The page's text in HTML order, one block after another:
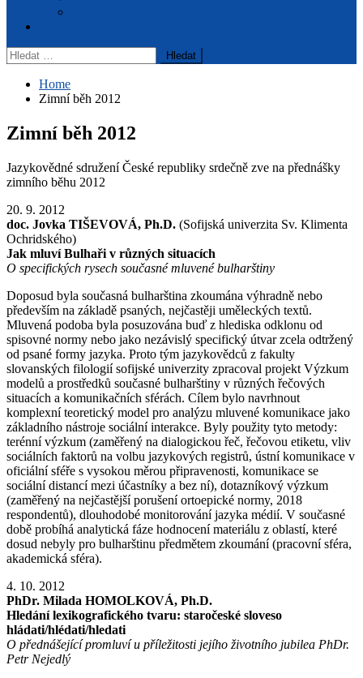
Vyhledávání
Home
Zimní běh 2012
Zimní běh 2012
Jazykovědné sdružení České republiky srdečně zve na přednášky
zimního běhu 2012
20. 9. 2012
doc. Jovka TIŠEVOVÁ, Ph.D. (Sofijská univerzita Sv. Klimenta
Ochridského)
Jak mluví Bulhaři v různých situacích
O specifických rysech současné mluvené bulharštiny
Doposud byla současná bulharština zkoumána výhradně nebo
především na základě psaných, nejčastěji uměleckých textů.
Mluvená podoba byla posuzována buď z hlediska odklonu od
spisovné normy nebo jako nezávislý specifický útvar zcela odtržený
od psané formy jazyka. Proto tým jazykovědců z fakulty
slovanských filologií sofijské univerzity zpracoval projekt Výzkum
modelů a prostředků současné bulharštiny v různých řečových
situacích a komunikačních sférách. Cílem bylo navrhnout
komplexní teoretický model pro analýzu mluvené komunikace jako
základního nástroje sociální interakce. Byly použity tyto metody:
terénní výzkum (zaměřený na dialogickou řeč, řečovou etiketu, vliv
sociálních faktorů na volbu jazykových registrů, ústní komunikace v
oficiální sféře s vysokou měrou připravenosti, komunikace se
sociální distancí mezi účastníky a bez ní), dotazníkový výzkum
(zaměřený na nejčastější porušení ortoepické normy, 2018
respondentů), dlouhodobé monitorování jazyka médií. V současné
době probíhá analytická fáze hodnocení materiálu z oblastí, které
dosud nebyly pro bulharštinu předmětem zkoumání (pracovní sféra,
akademická sféra).
4. 10. 2012
PhDr. Milada HOMOLKOVÁ, Ph.D.
Hledání lexikografického tvaru: staročeské sloveso
hládati/hlédati/hledati
O přednášející promluví u příležitosti jejího životního jubilea PhDr.
Petr Nejedlý